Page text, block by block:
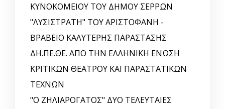
ΚΥΝΟΚΟΜΕΙΟΥ ΤΟΥ ΔΗΜΟΥ ΣΕΡΡΩΝ
"ΛΥΣΙΣΤΡΑΤΗ" ΤΟΥ ΑΡΙΣΤΟΦΑΝΗ -
ΒΡΑΒΕΙΟ ΚΑΛΥΤΕΡΗΣ ΠΑΡΑΣΤΑΣΗΣ
ΔΗ.ΠΕ.ΘΕ. ΑΠΟ ΤΗΝ ΕΛΛΗΝΙΚΗ EΝΩΣΗ
ΚΡΙΤΙΚΩΝ ΘΕΑΤΡΟΥ ΚΑΙ ΠΑΡΑΣΤΑΤΙΚΩΝ
ΤΕΧΝΩΝ
"Ο ΖΗΛΙΑΡΟΓΑΤΟΣ" ΔΥΟ ΤΕΛΕΥΤΑΙΕΣ